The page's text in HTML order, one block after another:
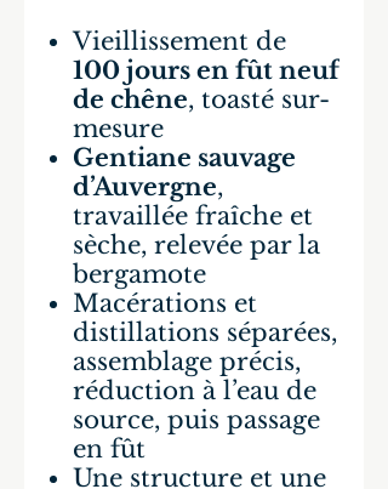
Vieillissement de
100 jours en fût neuf
de chêne, toasté sur-
mesure
Gentiane sauvage
d’Auvergne,
travaillée fraîche et
sèche, relevée par la
bergamote
Macérations et
distillations séparées,
assemblage précis,
réduction à l’eau de
source, puis passage
en fût
Une structure et une